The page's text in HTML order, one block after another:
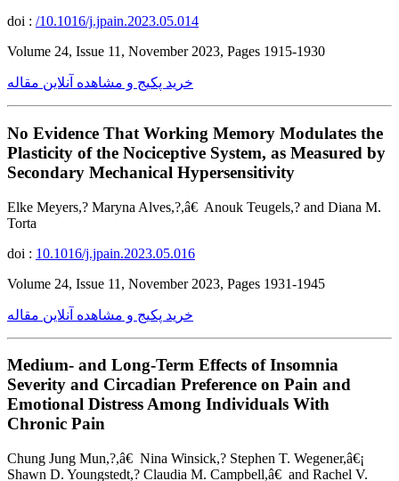
doi : /10.1016/j.jpain.2023.05.014
Volume 24, Issue 11, November 2023, Pages 1915-1930
خرید پکیج و مشاهده آنلاین مقاله
No Evidence That Working Memory Modulates the
Plasticity of the Nociceptive System, as Measured by
Secondary Mechanical Hypersensitivity
Elke Meyers,? Maryna Alves,?,â€ Anouk Teugels,? and Diana M.
Torta
doi : 10.1016/j.jpain.2023.05.016
Volume 24, Issue 11, November 2023, Pages 1931-1945
خرید پکیج و مشاهده آنلاین مقاله
Medium- and Long-Term Effects of Insomnia
Severity and Circadian Preference on Pain and
Emotional Distress Among Individuals With
Chronic Pain
Chung Jung Mun,?,â€ Nina Winsick,? Stephen T. Wegener,â€¡
Shawn D. Youngstedt,? Claudia M. Campbell,â€ and Rachel V.